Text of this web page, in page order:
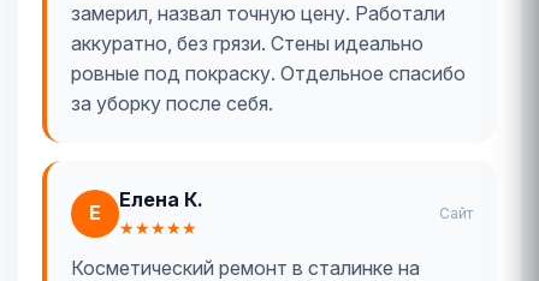
замерил, назвал точную цену. Работали
аккуратно, без грязи. Стены идеально
ровные под покраску. Отдельное спасибо
за уборку после себя.
Е
Елена К.
★★★★★
Сайт
Косметический ремонт в сталинке на